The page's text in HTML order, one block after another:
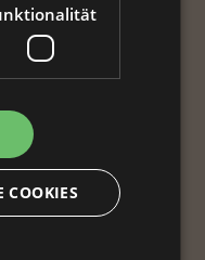
notizie più cool e
del nostro
COOKIES